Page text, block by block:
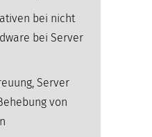
bei nicht
bei Server
Server
von